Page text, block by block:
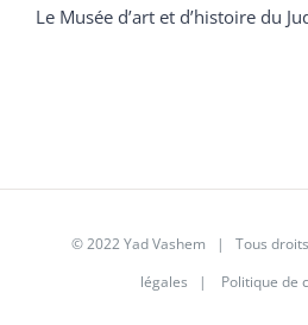
Le Musée d’art et d’histoire du
© 2022 Yad Vashem | Tous
légales | Politique de